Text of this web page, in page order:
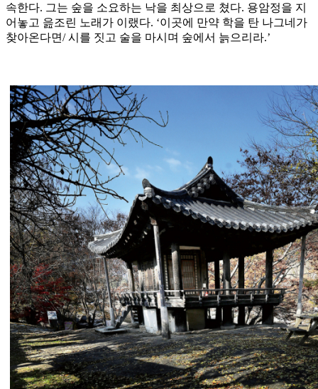
속한다. 그는 숲을 소요하는 낙을 최상으로 쳤다. 용암정을 지
어놓고 읊조린 노래가 이랬다. ‘이곳에 만약 학을 탄 나그네가
찾아온다면/ 시를 짓고 술을 마시며 숲에서 늙으리라.’